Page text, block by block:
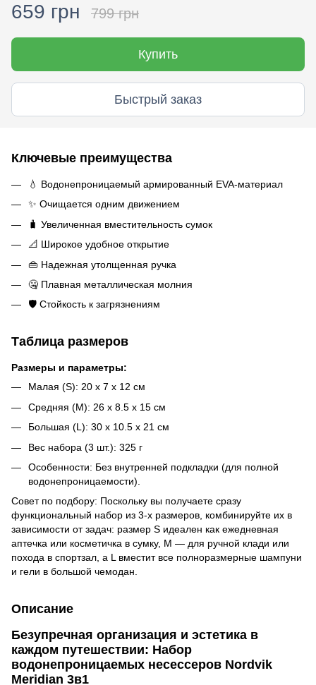
659 грн 799 грн
Купить
Быстрый заказ
Ключевые преимущества
💧 Водонепроницаемый армированный EVA-материал
✨ Очищается одним движением
🧳 Увеличенная вместительность сумок
📐 Широкое удобное открытие
👜 Надежная утолщенная ручка
🤐 Плавная металлическая молния
🛡️ Стойкость к загрязнениям
Таблица размеров
Размеры и параметры:
Малая (S): 20 х 7 х 12 см
Средняя (M): 26 х 8.5 х 15 см
Большая (L): 30 х 10.5 х 21 см
Вес набора (3 шт.): 325 г
Особенности: Без внутренней подкладки (для полной
водонепроницаемости).
Совет по подбору: Поскольку вы получаете сразу
функциональный набор из 3-х размеров, комбинируйте их в
зависимости от задач: размер S идеален как ежедневная
аптечка или косметичка в сумку, M — для ручной клади или
похода в спортзал, а L вместит все полноразмерные шампуни
и гели в большой чемодан.
Описание
Безупречная организация и эстетика в
каждом путешествии: Набор
водонепроницаемых несессеров Nordvik
Meridian 3в1